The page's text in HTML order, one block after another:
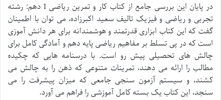
در پایان این بررسی جامع از کتاب کار و تمرین ریاضی 1 دهم: رشته
تجربی و ریاضی و فیزیک تالیف سعید اکبرزاده، می توان با اطمینان
گفت که این کتاب ابزاری قدرتمند و هوشمندانه برای هر دانش آموزی
است که در پی تسلط بر مفاهیم ریاضی پایه دهم و آمادگی کامل برای
چالش های تحصیلی پیش رو است. با درسنامه هایی که چکیده
مطالب را ارائه می دهند، تمرینات متنوعی که ذهن را به چالش می
کشند، و سیستم آزمون سنجی جامعی که میزان پیشرفت را می
سنجد، این کتاب یک بسته کامل آموزشی را فراهم می آورد.